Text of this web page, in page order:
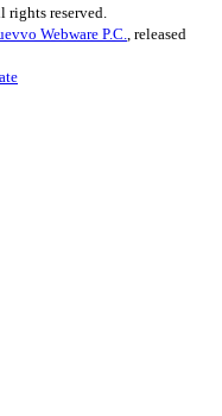
rights reserved.
Webware P.C.
, released